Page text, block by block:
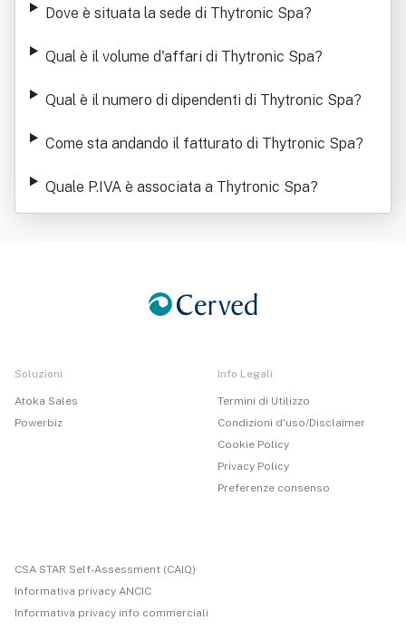
Dove è situata la sede di Thytronic Spa?
Qual è il volume d'affari di Thytronic Spa?
Qual è il numero di dipendenti di Thytronic Spa?
Come sta andando il fatturato di Thytronic Spa?
Quale P.IVA è associata a Thytronic Spa?
Soluzioni
Atoka Sales
Powerbiz
Info Legali
Termini di Utilizzo
Condizioni d'uso/Disclaimer
Cookie Policy
Privacy Policy
Preferenze consenso
CSA STAR Self-Assessment (CAIQ)
Informativa privacy ANCIC
Informativa privacy info commerciali